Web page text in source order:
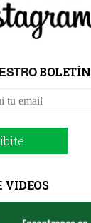
BOLETÍN
VIDEOS